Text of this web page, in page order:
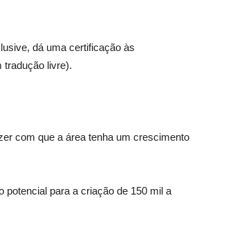
dá uma certificação às
tradução livre).
com que a área tenha um crescimento
para a criação de 150 mil a